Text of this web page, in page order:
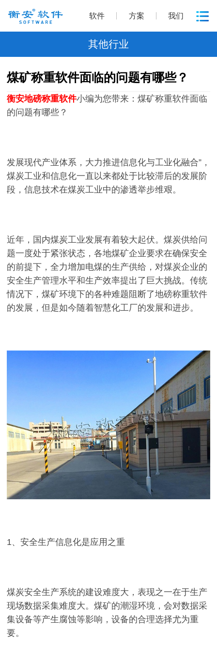
软件 方案 我们
其他行业
煤矿称重软件面临的问题有哪些？
衡安地磅称重软件小编为您带来：煤矿称重软件面临
的问题有哪些？
发展现代产业体系，大力推进信息化与工业化融合”，
煤炭工业和信息化一直以来都处于比较滞后的发展阶
段，信息技术在煤炭工业中的渗透举步维艰。
近年，国内煤炭工业发展有着较大起伏。煤炭供给问
题一度处于紧张状态，各地煤矿企业要求在确保安全
的前提下，全力增加电煤的生产供给，对煤炭企业的
安全生产管理水平和生产效率提出了巨大挑战。传统
情况下，煤矿环境下的各种难题阻断了地磅称重软件
的发展，但是如今随着智慧化工厂的发展和进步。
1、安全生产信息化是应用之重
煤炭安全生产系统的建设难度大，表现之一在于生产
现场数据采集难度大。煤矿的潮湿环境，会对数据采
集设备等产生腐蚀等影响，设备的合理选择尤为重
要。